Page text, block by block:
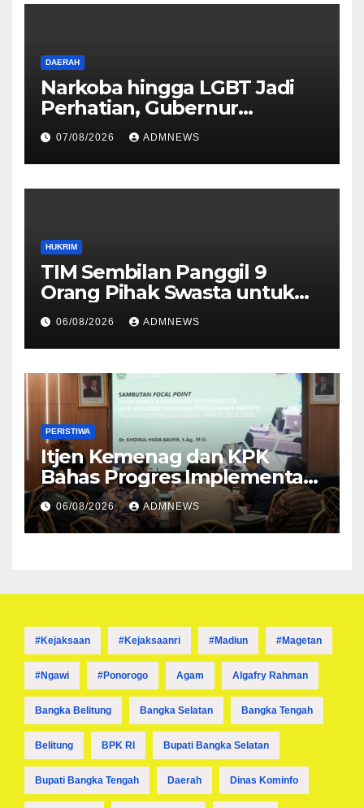
DAERAH
Narkoba hingga LGBT Jadi
Perhatian, Gubernur
Mahyeldi Perkuat Sinergi
07/08/2026 ADMNEWS
HUKRIM
TIM Sembilan Panggil 9
Orang Pihak Swasta untuk
Memperoleh Alat Bukti dan
Memperjelas Konstruksi
Perkara Dugaan TPPU yang
Melibatkan Tersangka FA
06/08/2026 ADMNEWS
PERISTIWA
Itjen Kemenag dan KPK
Bahas Progres Implementasi
Tiga Aksi Stranas
Pencegahan Korupsi
06/08/2026 ADMNEWS
#kejaksaan #kejaksaanri #madiun #magetan
#ngawi #ponorogo Agam Algafry Rahman
Bangka Belitung Bangka Selatan Bangka Tengah
Belitung BPK RI Bupati Bangka Selatan
Bupati Bangka Tengah Daerah Dinas Kominfo